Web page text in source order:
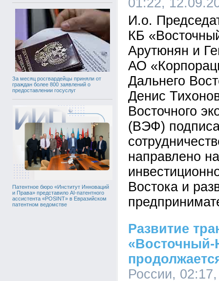
За месяц росгвардейцы приняли от
граждан более 800 заявлений о
предоставлении госуслуг
Патентное бюро «Институт Инноваций
и Права» представило AI-патентного
ассистента «POSINT» в Евразийском
патентном ведомстве
01:22,
И.о.
КБ
Арутюнян и
АО
Дальнего
Денис
Восточного
(ВЭФ)
направлено
Востока и
Развитие
«Восточный-
России,